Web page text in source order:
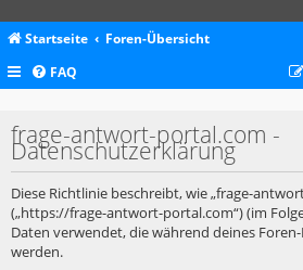
Startseite Foren-Übersicht
FAQ
frage-antwort-portal.com -
Datenschutzerklärung
Diese Richtlinie beschreibt, wie „frage-
(„https://frage-antwort-portal.com“) (im
Daten verwendet, die während deines
werden.